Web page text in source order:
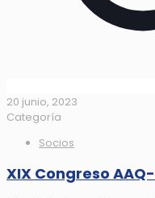
20 junio, 2023
Categoría
Socios
XIX Congreso